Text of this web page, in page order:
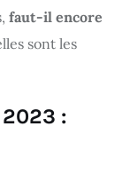
faut-il encore
sont les
: